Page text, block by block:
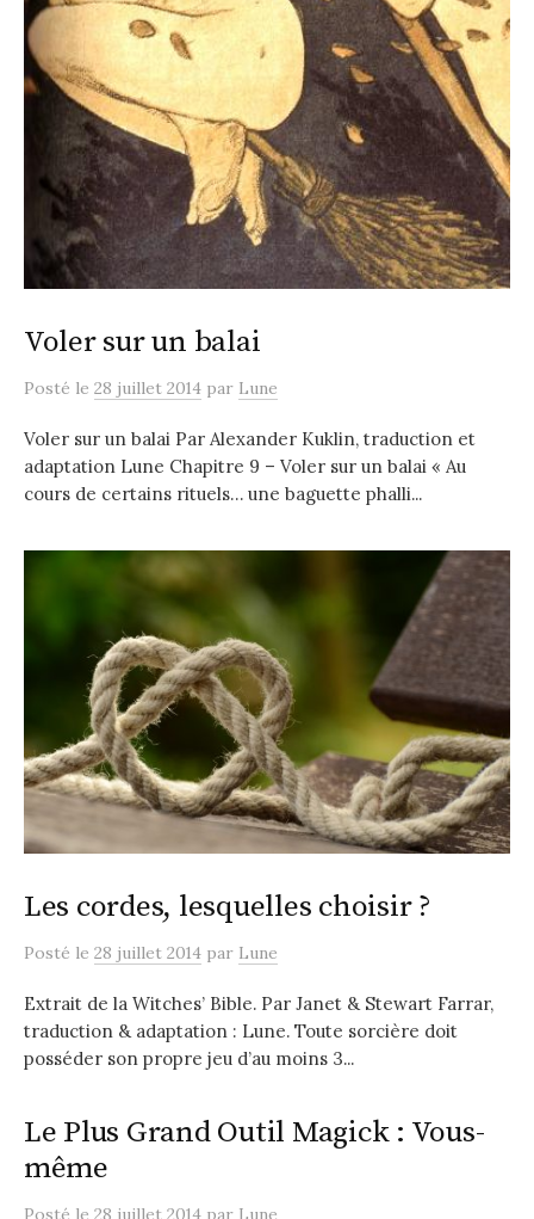
Voler sur un balai
Posté le 28 juillet 2014 par Lune
Voler sur un balai Par Alexander Kuklin, traduction et
adaptation Lune Chapitre 9 – Voler sur un balai « Au
cours de certains rituels… une baguette phalli...
Les cordes, lesquelles choisir ?
Posté le 28 juillet 2014 par Lune
Extrait de la Witches’ Bible. Par Janet & Stewart Farrar,
traduction & adaptation : Lune. Toute sorcière doit
posséder son propre jeu d’au moins 3...
Le Plus Grand Outil Magick : Vous-
même
Posté le 28 juillet 2014 par Lune